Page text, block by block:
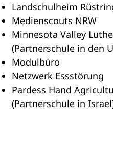
Landschulheim
Medienscouts NRW
Minnesota Valley
(Partnerschule in den
Modulbüro
Netzwerk Essstörung
Pardess Hand
(Partnerschule in